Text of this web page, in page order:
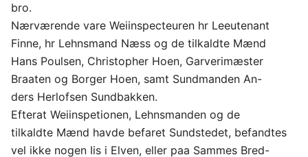
bro.
Nærværende vare Weiinspecteuren hr Leeutenant
Finne, hr Lehnsmand Næss og de tilkaldte Mænd
Hans Poulsen, Christopher Hoen, Garverimæster
Braaten og Borger Hoen, samt Sundmanden An-
ders Herlofsen Sundbakken.
Efterat Weiinspetionen, Lehnsmanden og de
tilkaldte Mænd havde befaret Sundstedet, befandtes
vel ikke nogen Iis i Elven, eller paa Sammes Bred-